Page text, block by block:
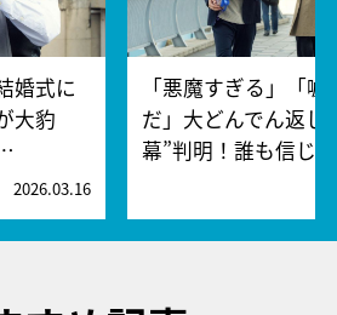
婚式に
大豹
2026.03.16
「悪魔すぎる」「嘘
だ」大どんでん返し
幕”判明！誰も信じ…